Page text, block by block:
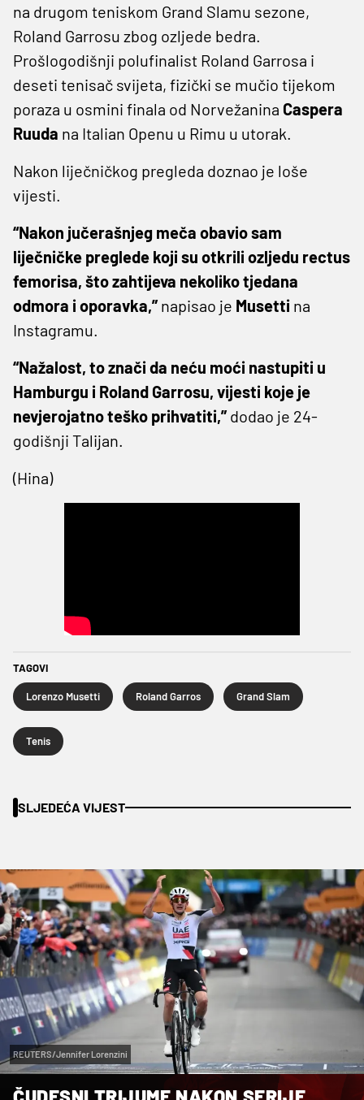
na drugom teniskom Grand Slamu sezone,
Roland Garrosu zbog ozljede bedra.
Prošlogodišnji polufinalist Roland Garrosa i
deseti tenisač svijeta, fizički se mučio tijekom
poraza u osmini finala od Norvežanina Caspera
Ruuda na Italian Openu u Rimu u utorak.
Nakon liječničkog pregleda doznao je loše
vijesti.
“Nakon jučerašnjeg meča obavio sam
liječničke preglede koji su otkrili ozljedu rectus
femorisa, što zahtijeva nekoliko tjedana
odmora i oporavka,” napisao je Musetti na
Instagramu.
“Nažalost, to znači da neću moći nastupiti u
Hamburgu i Roland Garrosu, vijesti koje je
nevjerojatno teško prihvatiti,” dodao je 24-
godišnji Talijan.
(Hina)
TAGOVI
Lorenzo Musetti Roland Garros Grand Slam
Tenis
SLJEDEĆA VIJEST
REUTERS/Jennifer Lorenzini